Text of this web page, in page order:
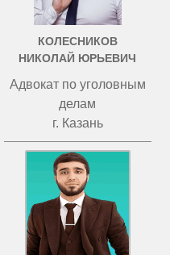
КОЛЕСНИКОВ
НИКОЛАЙ ЮРЬЕВИЧ
Адвокат по уголовным
делам
г. Казань